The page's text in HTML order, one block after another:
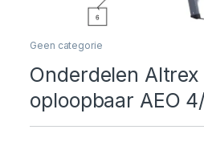
Geen categorie
Onderdelen Altrex
oploopbaar AEO